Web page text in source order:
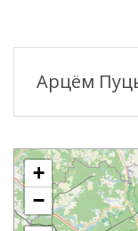
Арцём
+
−